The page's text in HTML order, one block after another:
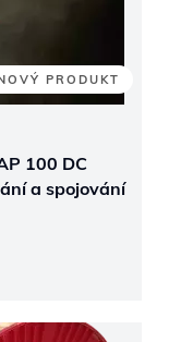
PRODUKT
100 DC
a spojování